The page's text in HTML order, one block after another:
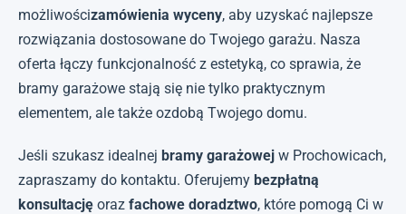
możliwościzamówienia wyceny, aby uzyskać najlepsze
rozwiązania dostosowane do Twojego garażu. Nasza
oferta łączy funkcjonalność z estetyką, co sprawia, że
bramy garażowe stają się nie tylko praktycznym
elementem, ale także ozdobą Twojego domu.
Jeśli szukasz idealnej bramy garażowej w Prochowicach,
zapraszamy do kontaktu. Oferujemy bezpłatną
konsultację oraz fachowe doradztwo, które pomogą Ci w